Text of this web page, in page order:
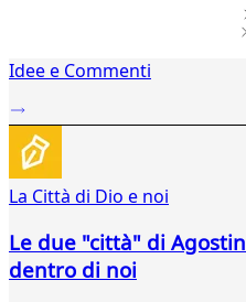
2Idee e Commenti
La Città di Dio e noi
Le due "città" di
dentro di noi